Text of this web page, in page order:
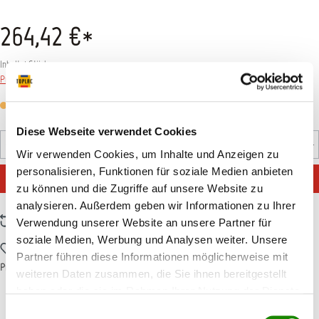
Diese Webseite verwendet Cookies
Wir verwenden Cookies, um Inhalte und Anzeigen zu
personalisieren, Funktionen für soziale Medien anbieten
zu können und die Zugriffe auf unsere Website zu
analysieren. Außerdem geben wir Informationen zu Ihrer
Verwendung unserer Website an unsere Partner für
soziale Medien, Werbung und Analysen weiter. Unsere
Partner führen diese Informationen möglicherweise mit
weiteren Daten zusammen, die Sie ihnen bereitgestellt
264,42 €*
Inhalt: 1 Stück
Preise inkl. MwSt. zzgl. Versandkosten
Versandfertig in 7 Tagen, Lieferzeit 5-7 Tage
Produkt Anzahl: Gib den gewünschten Wert ein oder
Stück
IN DEN WARENKORB
Zum Vergleich hinzufügen
Zum Merkzettel hinzufügen
Produktnummer: 11SATN054